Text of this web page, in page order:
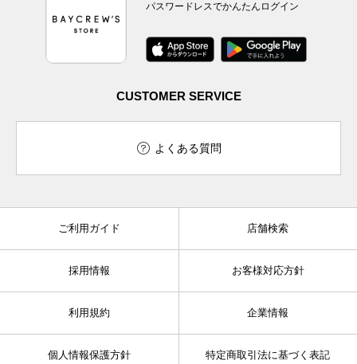
パスワードレスでかんたんログイン
CUSTOMER SERVICE
よくある質問
ご利用ガイド 店舗検索
採用情報 お客様対応方針
利用規約 企業情報
個人情報保護方針 特定商取引法に基づく表記